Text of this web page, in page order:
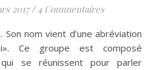
2017 / 4 Commentaires
Ce groupe est composé
qui se réunissent pour parler